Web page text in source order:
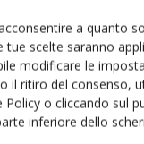
a quanto
tue scelte saranno
modificare le
il ritiro del consenso,
Policy o cliccando sul
inferiore dello
sul
nostre